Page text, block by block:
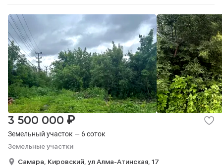
Земельный участок — 6 соток
Земельные участки
3 500 000 ₽
Самара, Кировский, ул Алма-Атинская, 17